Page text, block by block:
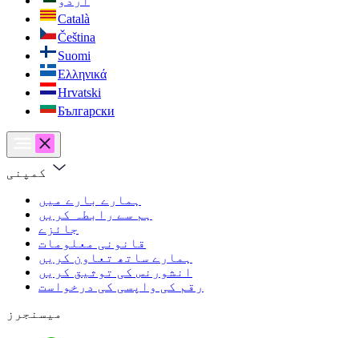
Català
Čeština
Suomi
Ελληνικά
Hrvatski
Български
کمپنی
ہمارے بارے میں
ہم سے رابطہ کریں
جائزے
قانونی معلومات
ہمارے ساتھ تعاون کریں
انشورنس کی توثیق کریں
رقم کی واپسی کی درخواست
میسنجرز